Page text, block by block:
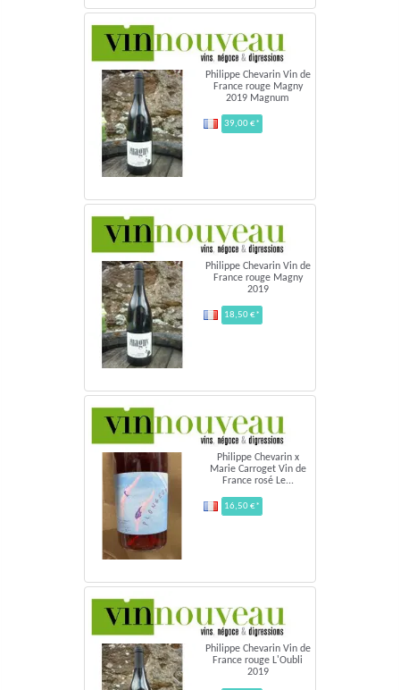
Philippe Chevarin Vin de
France rouge Magny
2019 Magnum
39,00 €*
Philippe Chevarin Vin de
France rouge Magny
2019
18,50 €*
Philippe Chevarin x
Marie Carroget Vin de
France rosé Le...
16,50 €*
Philippe Chevarin Vin de
France rouge L'Oubli
2019